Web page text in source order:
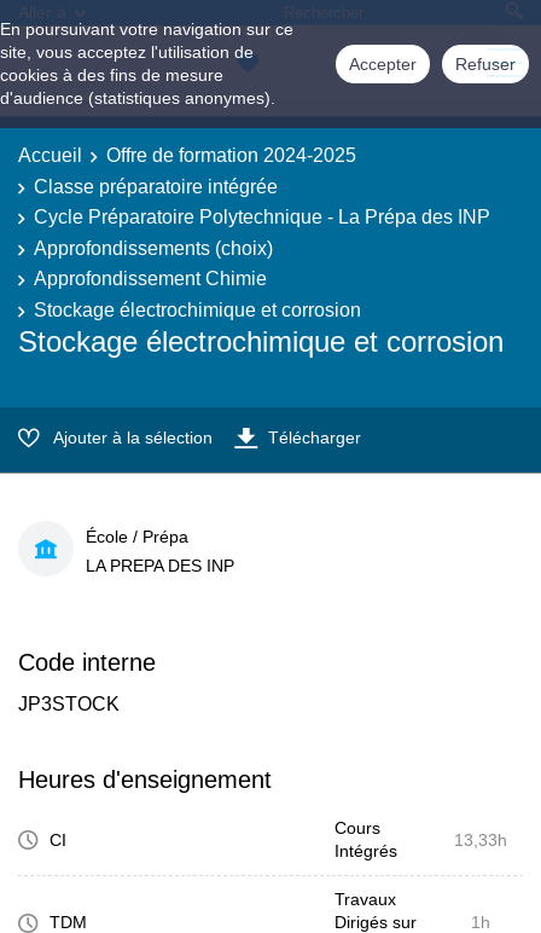
En poursuivant votre navigation sur ce
site, vous acceptez l'utilisation de
cookies à des fins de mesure
d'audience (statistiques anonymes).
Accepter Refuser
Aller à
Accueil
Offre de formation 2024-2025
Classe préparatoire intégrée
Cycle Préparatoire Polytechnique - La Prépa des INP
Approfondissements (choix)
Approfondissement Chimie
Stockage électrochimique et corrosion
Stockage électrochimique et corrosion
Ajouter à la sélection Télécharger
École / Prépa
LA PREPA DES INP
Code interne
JP3STOCK
Heures d'enseignement
CI
Cours
Intégrés
13,33h
TDM
Travaux
Dirigés sur
1h